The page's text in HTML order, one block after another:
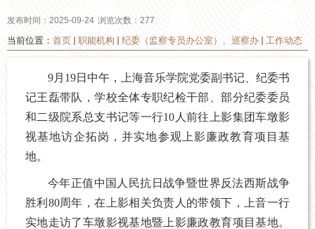
发布时间：2025-09-24 浏览次数： 277
当前位置： 首页 职能机构 纪委（监察专员办公室）、巡察办 工作动态
9月19日中午，上海音乐学院党委副书记、纪委书
记王磊带队，学校全体专职纪检干部、部分纪委委员
和二级院系总支书记等一行10人前往上影集团车墩影
视基地访企拓岗，并实地参观上影廉政教育项目基
地。
今年正值中国人民抗日战争暨世界反法西斯战争
胜利80周年，在上影相关负责人的带领下，上音一行
实地走访了车墩影视基地暨上影廉政教育项目基地。